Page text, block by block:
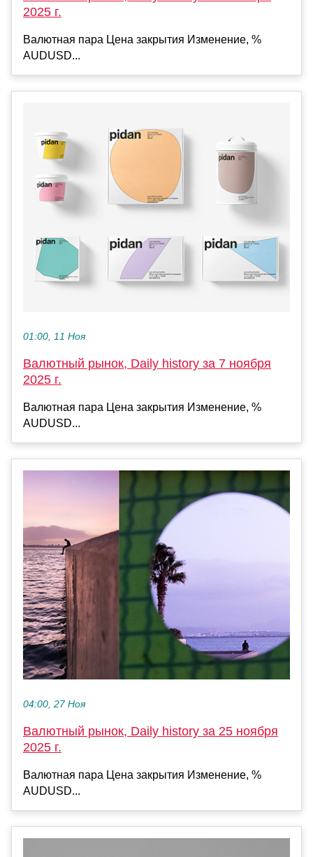
2025 г.
Валютная пара Цена закрытия Изменение, %
AUDUSD...
01:00, 11 Ноя
Валютный рынок, Daily history за 7 ноября
2025 г.
Валютная пара Цена закрытия Изменение, %
AUDUSD...
04:00, 27 Ноя
Валютный рынок, Daily history за 25 ноября
2025 г.
Валютная пара Цена закрытия Изменение, %
AUDUSD...